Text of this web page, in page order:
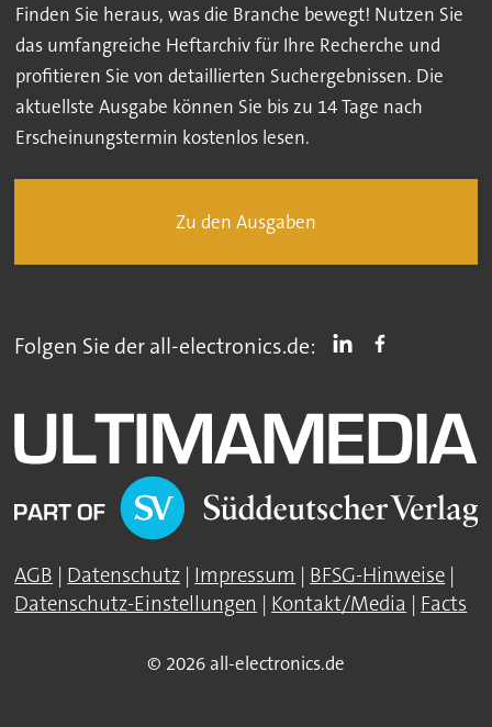
Finden Sie heraus, was die Branche bewegt! Nutzen Sie
das umfangreiche Heftarchiv für Ihre Recherche und
profitieren Sie von detaillierten Suchergebnissen. Die
aktuellste Ausgabe können Sie bis zu 14 Tage nach
Erscheinungstermin kostenlos lesen.
Zu den Ausgaben
Folgen Sie der all-electronics.de:
AGB | Datenschutz | Impressum | BFSG-Hinweise |
Datenschutz-Einstellungen | Kontakt/Media | Facts
© 2026 all-electronics.de